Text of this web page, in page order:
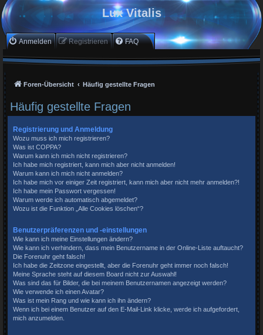
Lux Vitalis
Anmelden Registrieren FAQ
Foren-Übersicht Häufig gestellte Fragen
Häufig gestellte Fragen
Registrierung und Anmeldung
Wozu muss ich mich registrieren?
Was ist COPPA?
Warum kann ich mich nicht registrieren?
Ich habe mich registriert, kann mich aber nicht anmelden!
Warum kann ich mich nicht anmelden?
Ich habe mich vor einiger Zeit registriert, kann mich aber nicht mehr anmelden?!
Ich habe mein Passwort vergessen!
Warum werde ich automatisch abgemeldet?
Wozu ist die Funktion „Alle Cookies löschen“?
Benutzerpräferenzen und -einstellungen
Wie kann ich meine Einstellungen ändern?
Wie kann ich verhindern, dass mein Benutzername in der Online-Liste auftaucht?
Die Forenuhr geht falsch!
Ich habe die Zeitzone eingestellt, aber die Forenuhr geht immer noch falsch!
Meine Sprache steht auf diesem Board nicht zur Auswahl!
Was sind das für Bilder, die bei meinem Benutzernamen angezeigt werden?
Wie verwende ich einen Avatar?
Was ist mein Rang und wie kann ich ihn ändern?
Wenn ich bei einem Benutzer auf den E-Mail-Link klicke, werde ich aufgefordert,
mich anzumelden.